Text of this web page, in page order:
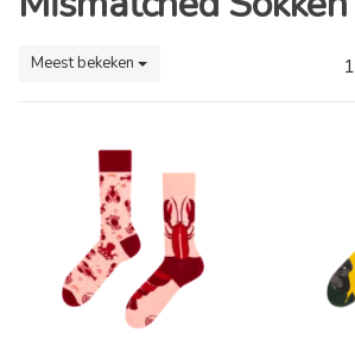
Meest bekeken 1